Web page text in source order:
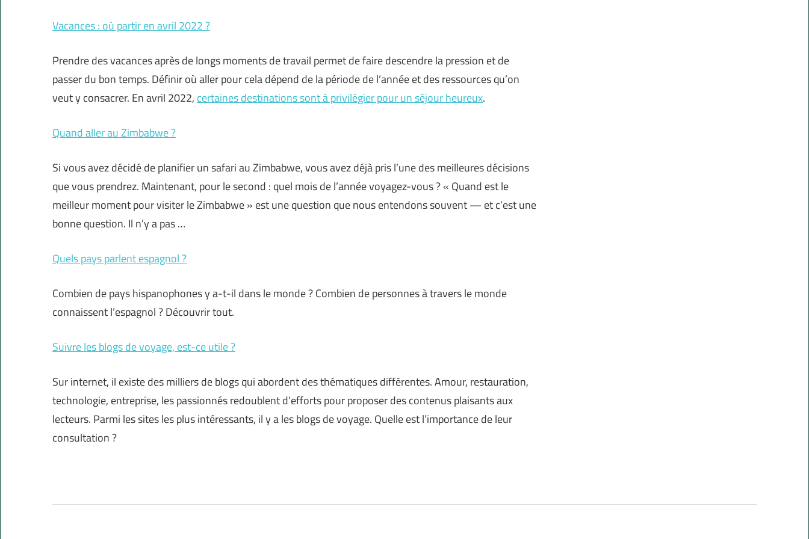
Vacances : où partir en avril 2022 ?
Prendre des vacances après de longs moments de travail permet de faire descendre la pression et de
passer du bon temps. Définir où aller pour cela dépend de la période de l’année et des ressources qu’on
veut y consacrer. En avril 2022, certaines destinations sont à privilégier pour un séjour heureux.
Quand aller au Zimbabwe ?
Si vous avez décidé de planifier un safari au Zimbabwe, vous avez déjà pris l’une des meilleures décisions
que vous prendrez. Maintenant, pour le second : quel mois de l’année voyagez-vous ? « Quand est le
meilleur moment pour visiter le Zimbabwe » est une question que nous entendons souvent — et c’est une
bonne question. Il n’y a pas …
Quels pays parlent espagnol ?
Combien de pays hispanophones y a-t-il dans le monde ? Combien de personnes à travers le monde
connaissent l’espagnol ? Découvrir tout.
Suivre les blogs de voyage, est-ce utile ?
Sur internet, il existe des milliers de blogs qui abordent des thématiques différentes. Amour, restauration,
technologie, entreprise, les passionnés redoublent d’efforts pour proposer des contenus plaisants aux
lecteurs. Parmi les sites les plus intéressants, il y a les blogs de voyage. Quelle est l’importance de leur
consultation ?